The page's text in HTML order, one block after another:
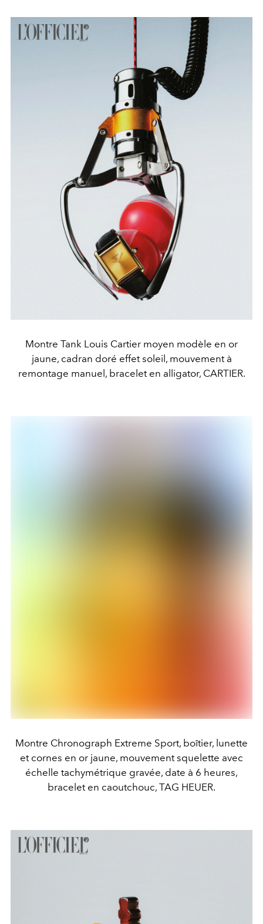
Montre Tank Louis Cartier moyen modèle en or
jaune, cadran doré effet soleil, mouvement à
remontage manuel, bracelet en alligator, CARTIER.
Montre Chronograph Extreme Sport, boîtier, lunette
et cornes en or jaune, mouvement squelette avec
échelle tachymétrique gravée, date à 6 heures,
bracelet en caoutchouc, TAG HEUER.